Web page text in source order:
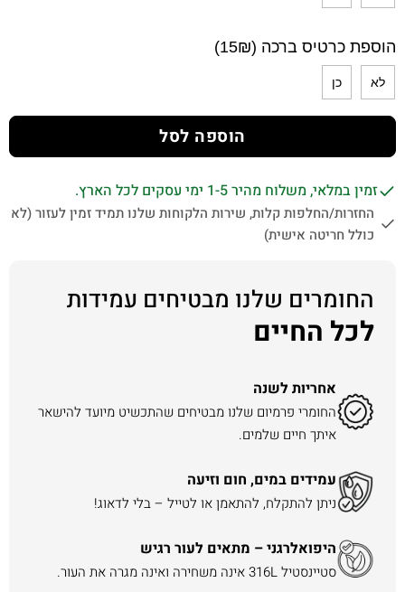
הוספת כרטיס ברכה (15₪)
לא כן
הוספה לסל
זמין במלאי, משלוח מהיר 1-5 ימי עסקים לכל הארץ.
החזרות/החלפות קלות, שירות הלקוחות שלנו תמיד זמין לעזור (לא
כולל חריטה אישית)
החומרים שלנו מבטיחים עמידות
לכל החיים
אחריות לשנה
החומרי פרמיום שלנו מבטיחים שהתכשיט מיועד להישאר
איתך חיים שלמים.
עמידים במים, חום וזיעה
ניתן להתקלח, להתאמן או לטייל – בלי לדאוג!
היפואלרגני – מתאים לעור רגיש
סטיינסטיל 316L אינה משחירה ואינה מגרה את העור.